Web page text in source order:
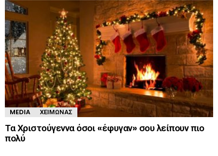
MEDIA ΧΕΙΜΏΝΑΣ
Τα Χριστούγεννα όσοι «έφυγαν» σου λείπουν πιο
πολύ